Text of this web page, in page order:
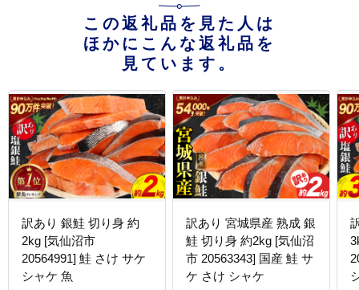
この返礼品を見た人は
ほかにこんな返礼品を
見ています。
訳あり 銀鮭 切り身 約
2kg [気仙沼市
20564991] 鮭 さけ サケ
シャケ 魚
訳あり 宮城県産 熟成 銀
鮭 切り身 約2kg [気仙沼
市 20563343] 国産 鮭 サ
ケ さけ シャケ